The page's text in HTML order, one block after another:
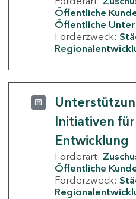
Öffentliche
Öffentliche
Förderzweck:
Initiativen
Entwicklung
Förderart:
Öffentliche
Förderzweck: